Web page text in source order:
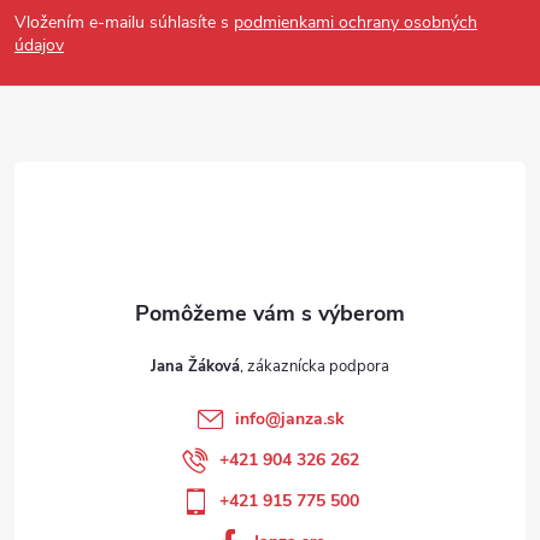
Vložením e-mailu súhlasíte s podmienkami ochrany osobných
údajov
Jana Žáková
info@janza.sk
+421 904 326 262
+421 915 775 500